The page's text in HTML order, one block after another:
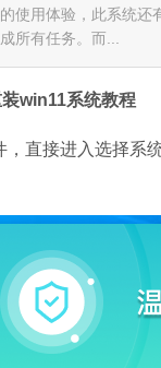
使用体验，此系统还
所有任务。而...
win11系统教程
，直接进入选择系